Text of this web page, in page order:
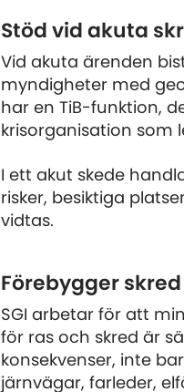
Stöd vid akuta
Vid akuta ärenden
myndigheter med
har en TiB-funktion,
krisorganisation som
I ett akut skede
risker, besiktiga
vidtas.
Förebygger
SGI arbetar för att
för ras och skred är
konsekvenser, inte
järnvägar, farleder,